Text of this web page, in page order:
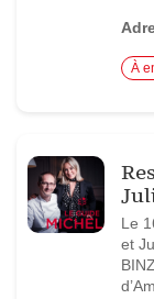
À
Le
et